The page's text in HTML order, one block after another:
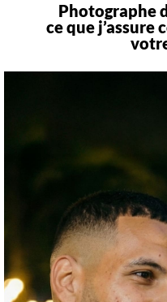
Photographe
ce que